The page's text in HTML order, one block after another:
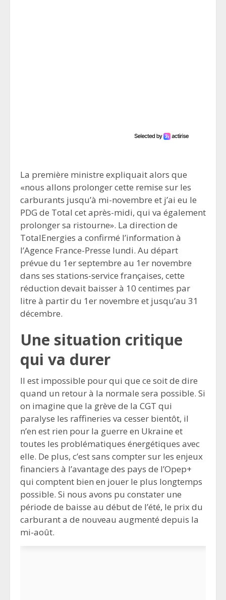
La première ministre expliquait alors que
«nous allons prolonger cette remise sur les
carburants jusqu’à mi-novembre et j’ai eu le
PDG de Total cet après-midi, qui va également
prolonger sa ristourne». La direction de
TotalEnergies a confirmé l’information à
l’Agence France-Presse lundi. Au départ
prévue du 1er septembre au 1er novembre
dans ses stations-service françaises, cette
réduction devait baisser à 10 centimes par
litre à partir du 1er novembre et jusqu’au 31
décembre.
Une situation critique
qui va durer
Il est impossible pour qui que ce soit de dire
quand un retour à la normale sera possible. Si
on imagine que la grève de la CGT qui
paralyse les raffineries va cesser bientôt, il
n’en est rien pour la guerre en Ukraine et
toutes les problématiques énergétiques avec
elle. De plus, c’est sans compter sur les enjeux
financiers à l’avantage des pays de l’Opep+
qui comptent bien en jouer le plus longtemps
possible. Si nous avons pu constater une
période de baisse au début de l’été, le prix du
carburant a de nouveau augmenté depuis la
mi-août.